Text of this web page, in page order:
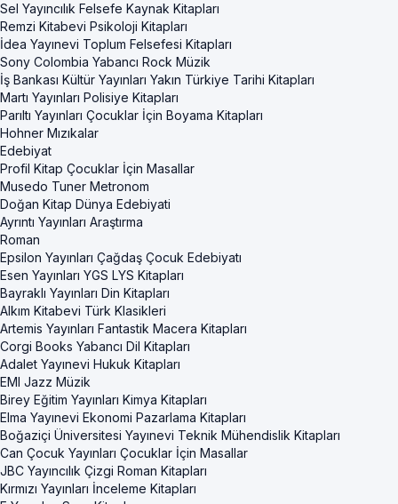
Sel Yayıncılık Felsefe Kaynak Kitapları
Remzi Kitabevi Psikoloji Kitapları
İdea Yayınevi Toplum Felsefesi Kitapları
Sony Colombia Yabancı Rock Müzik
İş Bankası Kültür Yayınları Yakın Türkiye Tarihi Kitapları
Martı Yayınları Polisiye Kitapları
Parıltı Yayınları Çocuklar İçin Boyama Kitapları
Hohner Mızıkalar
Edebiyat
Profil Kitap Çocuklar İçin Masallar
Musedo Tuner Metronom
Doğan Kitap Dünya Edebiyati
Ayrıntı Yayınları Araştırma
Roman
Epsilon Yayınları Çağdaş Çocuk Edebiyatı
Esen Yayınları YGS LYS Kitapları
Bayraklı Yayınları Din Kitapları
Alkım Kitabevi Türk Klasikleri
Artemis Yayınları Fantastik Macera Kitapları
Corgi Books Yabancı Dil Kitapları
Adalet Yayınevi Hukuk Kitapları
EMI Jazz Müzik
Birey Eğitim Yayınları Kimya Kitapları
Elma Yayınevi Ekonomi Pazarlama Kitapları
Boğaziçi Üniversitesi Yayınevi Teknik Mühendislik Kitapları
Can Çocuk Yayınları Çocuklar İçin Masallar
JBC Yayıncılık Çizgi Roman Kitapları
Kırmızı Yayınları İnceleme Kitapları